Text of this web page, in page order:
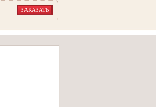
ЗАКАЗАТЬ